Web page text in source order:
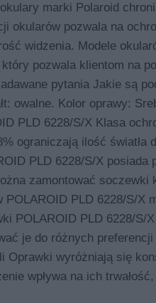
marki Polaroid
okularów pozwala na
widzenia. Modele
pozwala klientom na
pytania Jakie są
owalne. Kolor oprawy:
PLD 6228/S/X Klasa
ograniczają ilość
PLD 6228/S/X
zamontować
PLD 6228/S/X
POLAROID PLD 6228/
je do różnych
Oprawki wyróżniają się
wpływa na ich